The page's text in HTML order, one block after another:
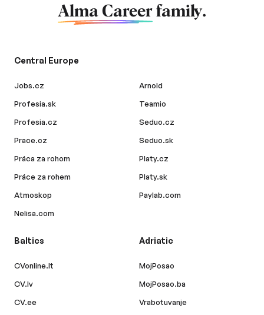
Alma Career family.
Central Europe
Jobs.cz
Profesia.sk
Profesia.cz
Prace.cz
Práca za rohom
Práce za rohem
Atmoskop
Nelisa.com
Arnold
Teamio
Seduo.cz
Seduo.sk
Platy.cz
Platy.sk
Paylab.com
Baltics
CVonline.lt
CV.lv
CV.ee
Adriatic
MojPosao
MojPosao.ba
Vrabotuvanje